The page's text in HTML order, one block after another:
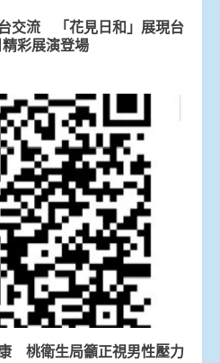
交流 「花見日和」展現台
彩展演登場
桃衛生局籲正視男性壓力